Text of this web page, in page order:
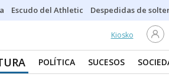
Escudo del Athletic Despedidas de
Kiosko
POLÍTICA SUCESOS